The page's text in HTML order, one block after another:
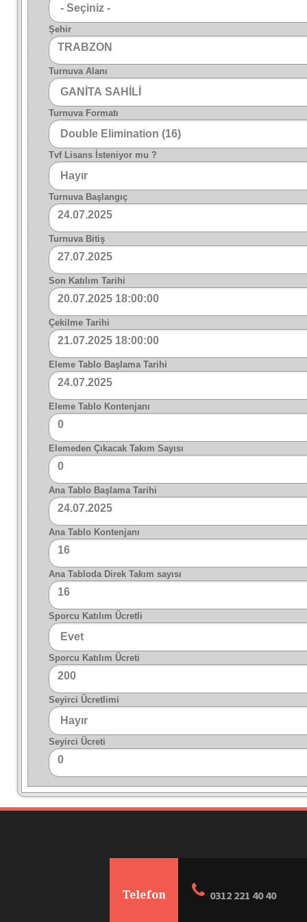
Şehir
TRABZON
Turnuva Alanı
Turnuva Formatı
Tvf Lisans İsteniyor mu ?
Turnuva Başlangıç
24.07.2025
Turnuva Bitiş
27.07.2025
Son Katılım Tarihi
20.07.2025 18:00:00
Çekilme Tarihi
21.07.2025 18:00:00
Eleme Tablo Başlama Tarihi
24.07.2025
Eleme Tablo Kontenjanı
0
Elemeden Çıkacak Takım Sayısı
0
Ana Tablo Başlama Tarihi
24.07.2025
Ana Tablo Kontenjanı
16
Ana Tabloda Direk Takım sayısı
16
Sporcu Katılım Ücretli
Sporcu Katılım Ücreti
200
Seyirci Ücretlimi
Seyirci Ücreti
0
Telefon 0312 221 40 40